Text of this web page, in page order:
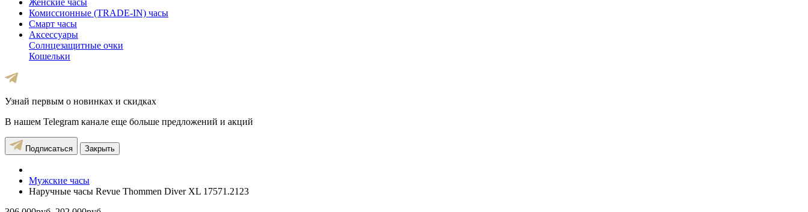
Женские часы
Комиссионные (TRADE-IN) часы
Смарт часы
Аксессуары
Солнцезащитные очки
Кошельки
Узнай первым о новинках и скидках
В нашем Telegram канале еще больше предложений и акций
Подписаться Закрыть
Мужские часы
Наручные часы Revue Thommen Diver XL 17571.2123